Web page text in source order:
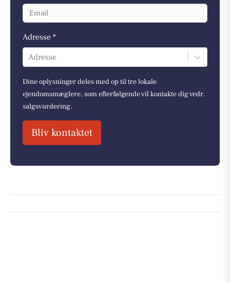
Adresse *
Adresse
Dine oplysninger deles med op til tre lokale
ejendomsmæglere, som efterfølgende vil kontakte dig vedr.
salgsvurdering.
Bliv kontaktet